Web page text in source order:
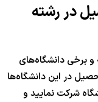
در رشته
و برخی دانشگاه‌های
در این دانشگاه‌ها
شرکت نمایید و